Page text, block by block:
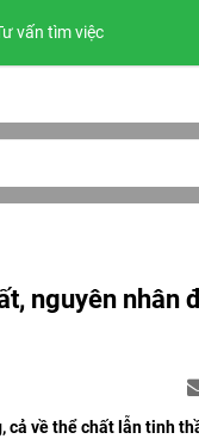
vấn tìm việc
nguyên nhân
cả về thể chất lẫn tinh